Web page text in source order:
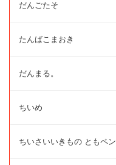
だんごたそ
たんばこまおき
だんまる。
ちいめ
ちいさいいきもの ともペン